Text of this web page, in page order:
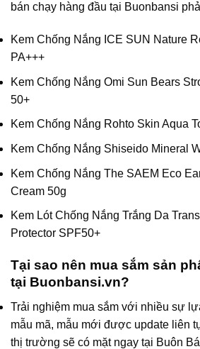
bán chạy hàng đầu tại Buonbansi
Kem Chống Nắng ICE SUN Nature
PA+++
Kem Chống Nắng Omi Sun Bears
50+
Kem Chống Nắng Rohto Skin Aqua
Kem Chống Nắng Shiseido Mineral
Kem Chống Nắng The SAEM Eco
Cream 50g
Kem Lót Chống Nắng Trắng Da
Protector SPF50+
Tại sao nên mua sắm sản
tại Buonbansi.vn?
Trải nghiệm mua sắm với nhiều sự
mẫu mã, mẫu mới được update liên
thị trường sẽ có mặt ngay tại Buôn